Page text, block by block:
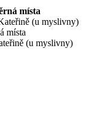
místa
(u myslivny)
místa
(u myslivny)